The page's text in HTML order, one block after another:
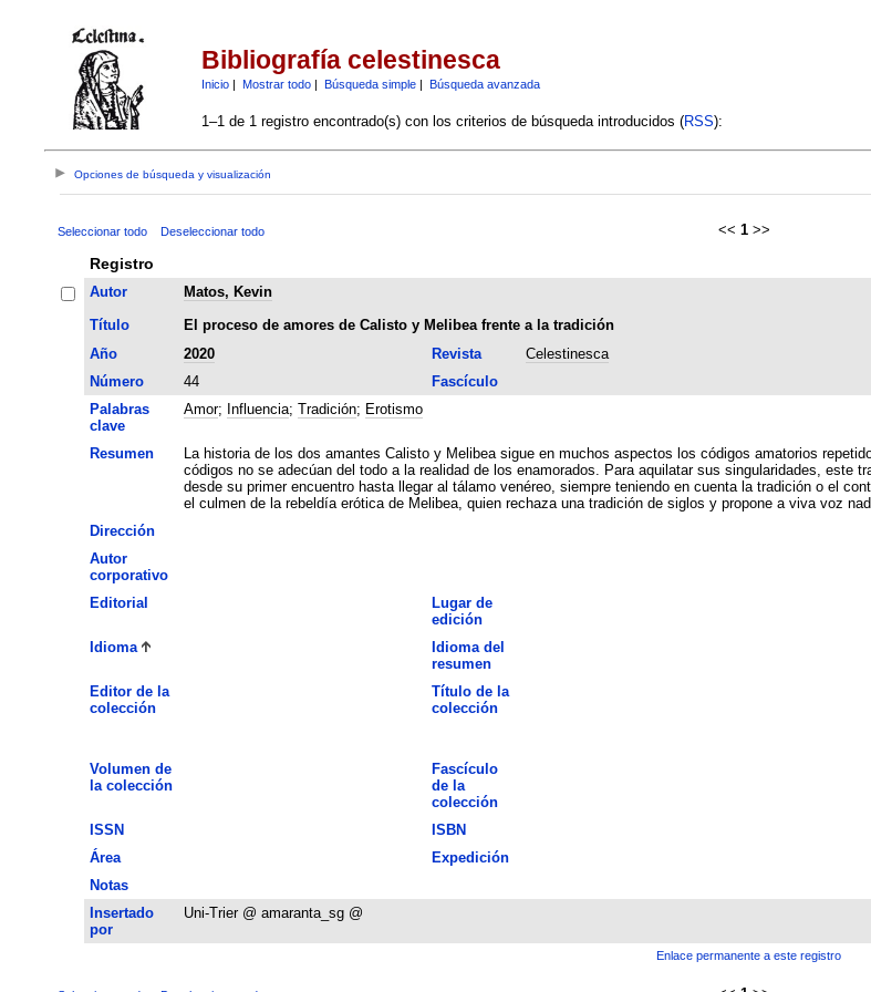
Bibliografía celestinesca
Inicio| Mostrar todo| Búsqueda simple| Búsqueda avanzada
1–1 de 1 registro encontrado(s) con los criterios de búsqueda introducidos (RSS):
Opciones de búsqueda y visualización
Seleccionar todo Deseleccionar todo << 1 >>
Registro
Autor
Matos, Kevin
Título
El proceso de amores de Calisto y Melibea frente a la tradición
Año
2020 Revista Celestinesca
Número
44 Fascículo
Palabras
clave
Amor; Influencia; Tradición; Erotismo
Resumen
La historia de los dos amantes Calisto y Melibea sigue en muchos aspectos los códigos amatorios repetidos una y otra vez en la literatura medieval, aunque, por momentos, tales
códigos no se adecúan del todo a la realidad de los enamorados. Para aquilatar sus singularidades, este
desde su primer encuentro hasta llegar al tálamo venéreo, siempre teniendo en cuenta la tradición o el
el culmen de la rebeldía erótica de Melibea, quien rechaza una tradición de siglos y propone a viva voz
Dirección
Autor
corporativo
Editorial
Lugar de
edición
Idioma
Idioma del
resumen
Editor de la
colección
Título de la
colección
Volumen de
la colección
Fascículo
de la
colección
ISSN ISBN
Área
Expedición
Notas
Insertado
por
Uni-Trier @ amaranta_sg @
Enlace permanente a este registro